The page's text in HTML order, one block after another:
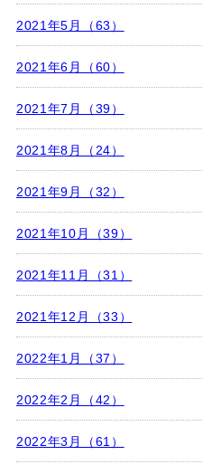
2021年5月（63）
2021年6月（60）
2021年7月（39）
2021年8月（24）
2021年9月（32）
2021年10月（39）
2021年11月（31）
2021年12月（33）
2022年1月（37）
2022年2月（42）
2022年3月（61）